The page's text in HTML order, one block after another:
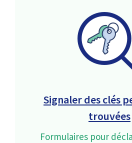
Signaler des clés
trouvées
Formulaires pour